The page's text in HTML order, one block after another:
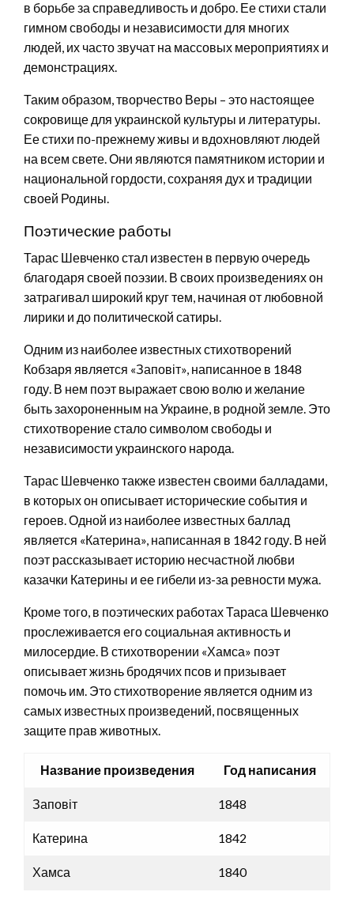
в борьбе за справедливость и добро. Ее стихи стали
гимном свободы и независимости для многих
людей, их часто звучат на массовых мероприятиях и
демонстрациях.
Таким образом, творчество Веры – это настоящее
сокровище для украинской культуры и литературы.
Ее стихи по-прежнему живы и вдохновляют людей
на всем свете. Они являются памятником истории и
национальной гордости, сохраняя дух и традиции
своей Родины.
Поэтические работы
Тарас Шевченко стал известен в первую очередь
благодаря своей поэзии. В своих произведениях он
затрагивал широкий круг тем, начиная от любовной
лирики и до политической сатиры.
Одним из наиболее известных стихотворений
Кобзаря является «Заповіт», написанное в 1848
году. В нем поэт выражает свою волю и желание
быть захороненным на Украине, в родной земле. Это
стихотворение стало символом свободы и
независимости украинского народа.
Тарас Шевченко также известен своими балладами,
в которых он описывает исторические события и
героев. Одной из наиболее известных баллад
является «Катерина», написанная в 1842 году. В ней
поэт рассказывает историю несчастной любви
казачки Катерины и ее гибели из-за ревности мужа.
Кроме того, в поэтических работах Тараса Шевченко
прослеживается его социальная активность и
милосердие. В стихотворении «Хамса» поэт
описывает жизнь бродячих псов и призывает
помочь им. Это стихотворение является одним из
самых известных произведений, посвященных
защите прав животных.
Название произведения Год написания
Заповіт 1848
Катерина 1842
Хамса 1840